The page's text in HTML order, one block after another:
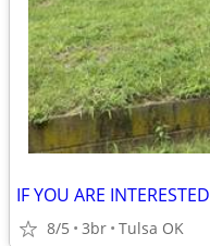
8/5 3br Tulsa OK